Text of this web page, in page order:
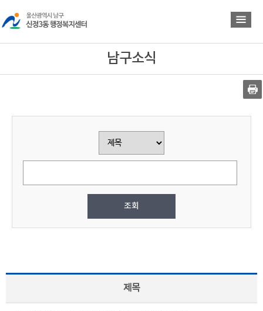
로
가
기
로
가
기
남구소식
제목